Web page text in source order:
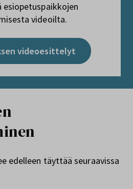
esiopetuspaikkojen
videoilta.
videoesittelyt
edelleen täyttää seuraavissa